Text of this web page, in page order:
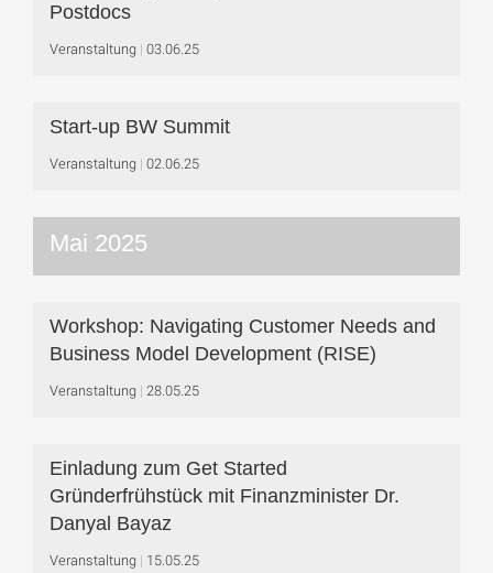
Postdocs
Veranstaltung 03.06.25
Start-up BW Summit
Veranstaltung 02.06.25
Mai 2025
Workshop: Navigating Customer Needs and
Business Model Development (RISE)
Veranstaltung 28.05.25
Einladung zum Get Started
Gründerfrühstück mit Finanzminister Dr.
Danyal Bayaz
Veranstaltung 15.05.25